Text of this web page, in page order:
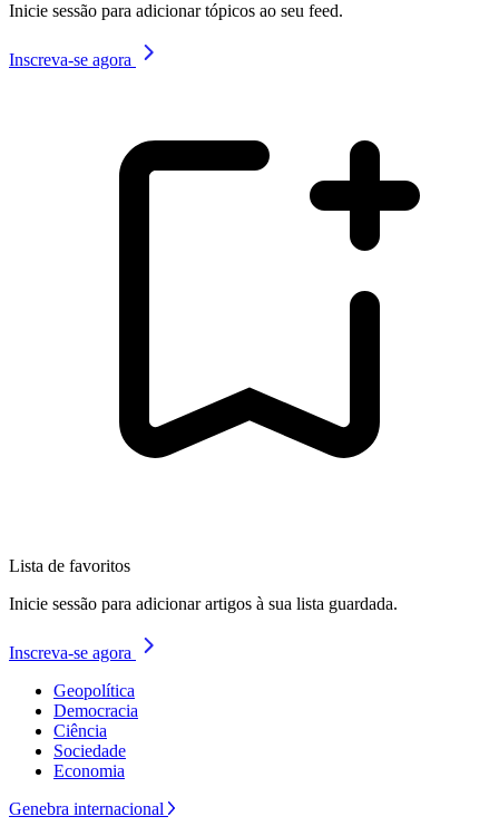
Inicie sessão para adicionar tópicos ao seu feed.
Inscreva-se agora
Lista de favoritos
Inicie sessão para adicionar artigos à sua lista guardada.
Inscreva-se agora
Geopolítica
Democracia
Ciência
Sociedade
Economia
Genebra internacional